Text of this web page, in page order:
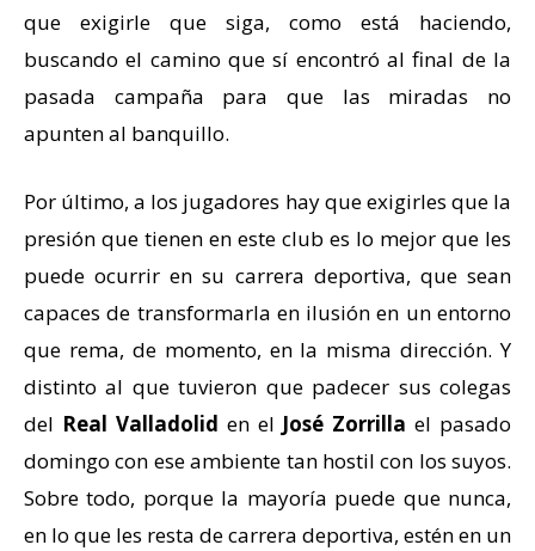
que exigirle que siga, como está haciendo,
buscando el camino que sí encontró al final de la
pasada campaña para que las miradas no
apunten al banquillo.
Por último, a los jugadores hay que exigirles que la
presión que tienen en este club es lo mejor que les
puede ocurrir en su carrera deportiva, que sean
capaces de transformarla en ilusión en un entorno
que rema, de momento, en la misma dirección. Y
distinto al que tuvieron que padecer sus colegas
del Real Valladolid en el José Zorrilla el pasado
domingo con ese ambiente tan hostil con los suyos.
Sobre todo, porque la mayoría puede que nunca,
en lo que les resta de carrera deportiva, estén en un